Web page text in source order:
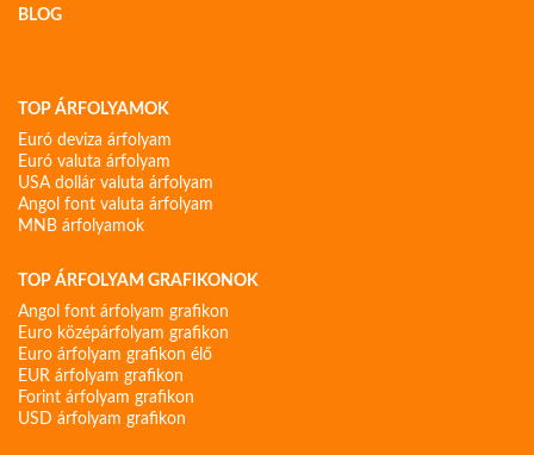
BLOG
TOP ÁRFOLYAMOK
Euró deviza árfolyam
Euró valuta árfolyam
USA dollár valuta árfolyam
Angol font valuta árfolyam
MNB árfolyamok
TOP ÁRFOLYAM GRAFIKONOK
Angol font árfolyam grafikon
Euro középárfolyam grafikon
Euro árfolyam grafikon élő
EUR árfolyam grafikon
Forint árfolyam grafikon
USD árfolyam grafikon